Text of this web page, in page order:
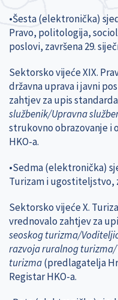
•Šesta (elektronička)
Pravo, politologija,
poslovi, završena 29.
Sektorsko vijeće XIX.
državna uprava i javni
zahtjev za upis
službenik/Upravna
strukovno obrazovanje i
HKO-a.
•Sedma (elektronička)
Turizam i ugostiteljstvo,
Sektorsko vijeće X.
vrednovalo zahtjev za
seoskog turizma/
razvoja ruralnog
turizma(predlagatelja
Registar HKO-a.